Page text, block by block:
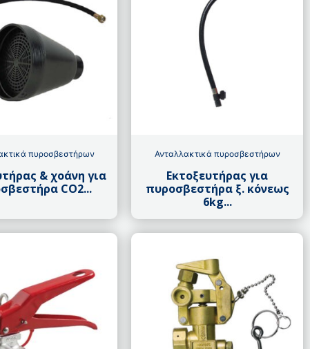
πυροσβεστήρων
& χοάνη για
CO2...
Ανταλλακτικά πυροσβεστήρων
Εκτοξευτήρας για
πυροσβεστήρα ξ. κόνεως
6kg...